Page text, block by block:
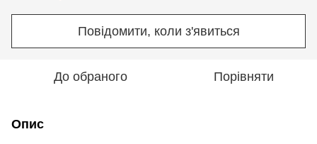
Повідомити, коли з'явиться
До обраного Порівняти
Опис